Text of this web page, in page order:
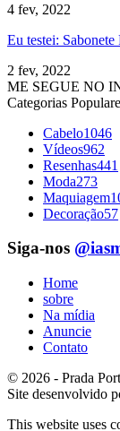
4 fev, 2022
Eu testei:
2 fev, 2022
ME SEGUE NO
Categorias
Cabelo1046
Vídeos962
Resenhas441
Moda273
Maquiagem
Decoração57
Siga-nos
Home
sobre
Na mídia
Anuncie
Contato
© 2026 - Prada
Site desenvolvido
This website uses